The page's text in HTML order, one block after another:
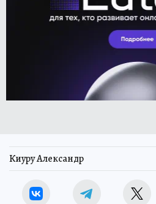
Киуру Александр